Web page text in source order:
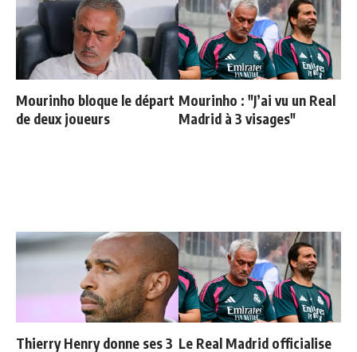
Mourinho bloque le départ
de deux joueurs
Mourinho : "J’ai vu un Real
Madrid à 3 visages"
Thierry Henry donne ses 3 Le Real Madrid officialise